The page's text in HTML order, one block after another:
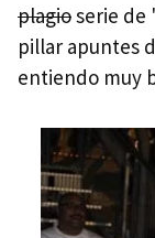
plagioserie de
pillar apuntes
entiendo muy